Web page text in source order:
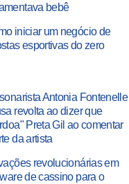
bebê
iniciar um negócio de
esportivas do zero
Antonia Fontenelle
revolta ao dizer que
Preta Gil ao comentar
da artista
revolucionárias em
de cassino para o